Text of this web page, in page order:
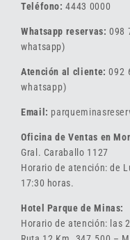
Teléfono: 4443 0000
Whatsapp reservas: 098
whatsapp)
Atención al cliente:092
whatsapp)
Email:
Oficina de Ventas en
Gral. Caraballo 1127
Horario de atención: de
17:30 horas.
Hotel Parque de Minas:
Horario de atención: las